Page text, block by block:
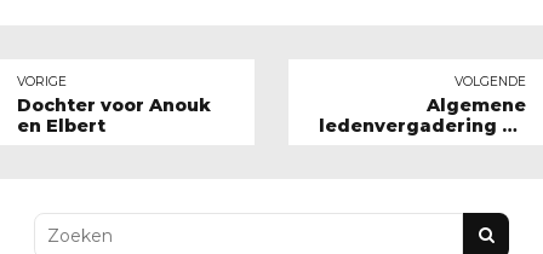
VORIGE
Dochter voor Anouk
en Elbert
VOLGENDE
Algemene
ledenvergadering op